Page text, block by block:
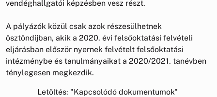
vendéghallgatói képzésben vesz részt.
A pályázók közül csak azok részesülhetnek
ösztöndíjban, akik a 2020. évi felsőoktatási felvételi
eljárásban először nyernek felvételt felsőoktatási
intézménybe és tanulmányaikat a 2020/2021. tanévben
ténylegesen megkezdik.
Letöltés: "Kapcsolódó dokumentumok"